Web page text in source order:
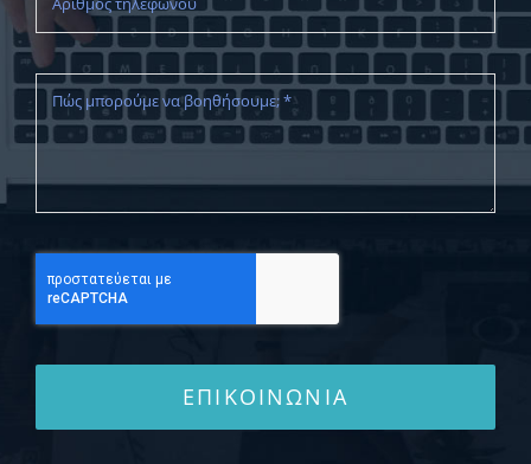
ΕΠΙΚΟΙΝΩΝΊΑ